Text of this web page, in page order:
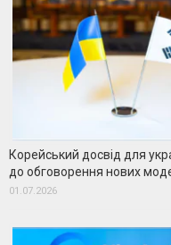
Корейський досвід для
до обговорення нових
01.07.2026